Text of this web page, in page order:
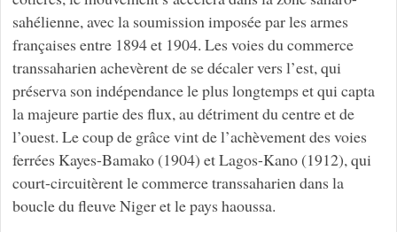
sahélienne, avec la soumission imposée par les armes
françaises entre 1894 et 1904. Les voies du commerce
transsaharien achevèrent de se décaler vers l’est, qui
préserva son indépendance le plus longtemps et qui capta
la majeure partie des flux, au détriment du centre et de
l’ouest. Le coup de grâce vint de l’achèvement des voies
ferrées Kayes-Bamako (1904) et Lagos-Kano (1912), qui
court-circuitèrent le commerce transsaharien dans la
boucle du fleuve Niger et le pays haoussa.